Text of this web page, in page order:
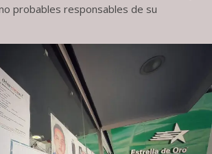
probables responsables de su